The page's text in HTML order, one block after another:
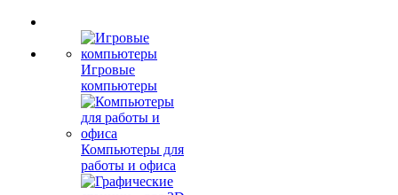
Игровые
компьютеры
Компьютеры для
работы и офиса